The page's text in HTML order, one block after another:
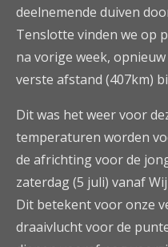
deelnemende duiven
Tenslotte vinden we op
na vorige week,
verste afstand (407km)
Dit was het weer voor
temperaturen worden
de africhting voor de
zaterdag (5 juli) vanaf
Dit betekent voor onze
draaivlucht voor de